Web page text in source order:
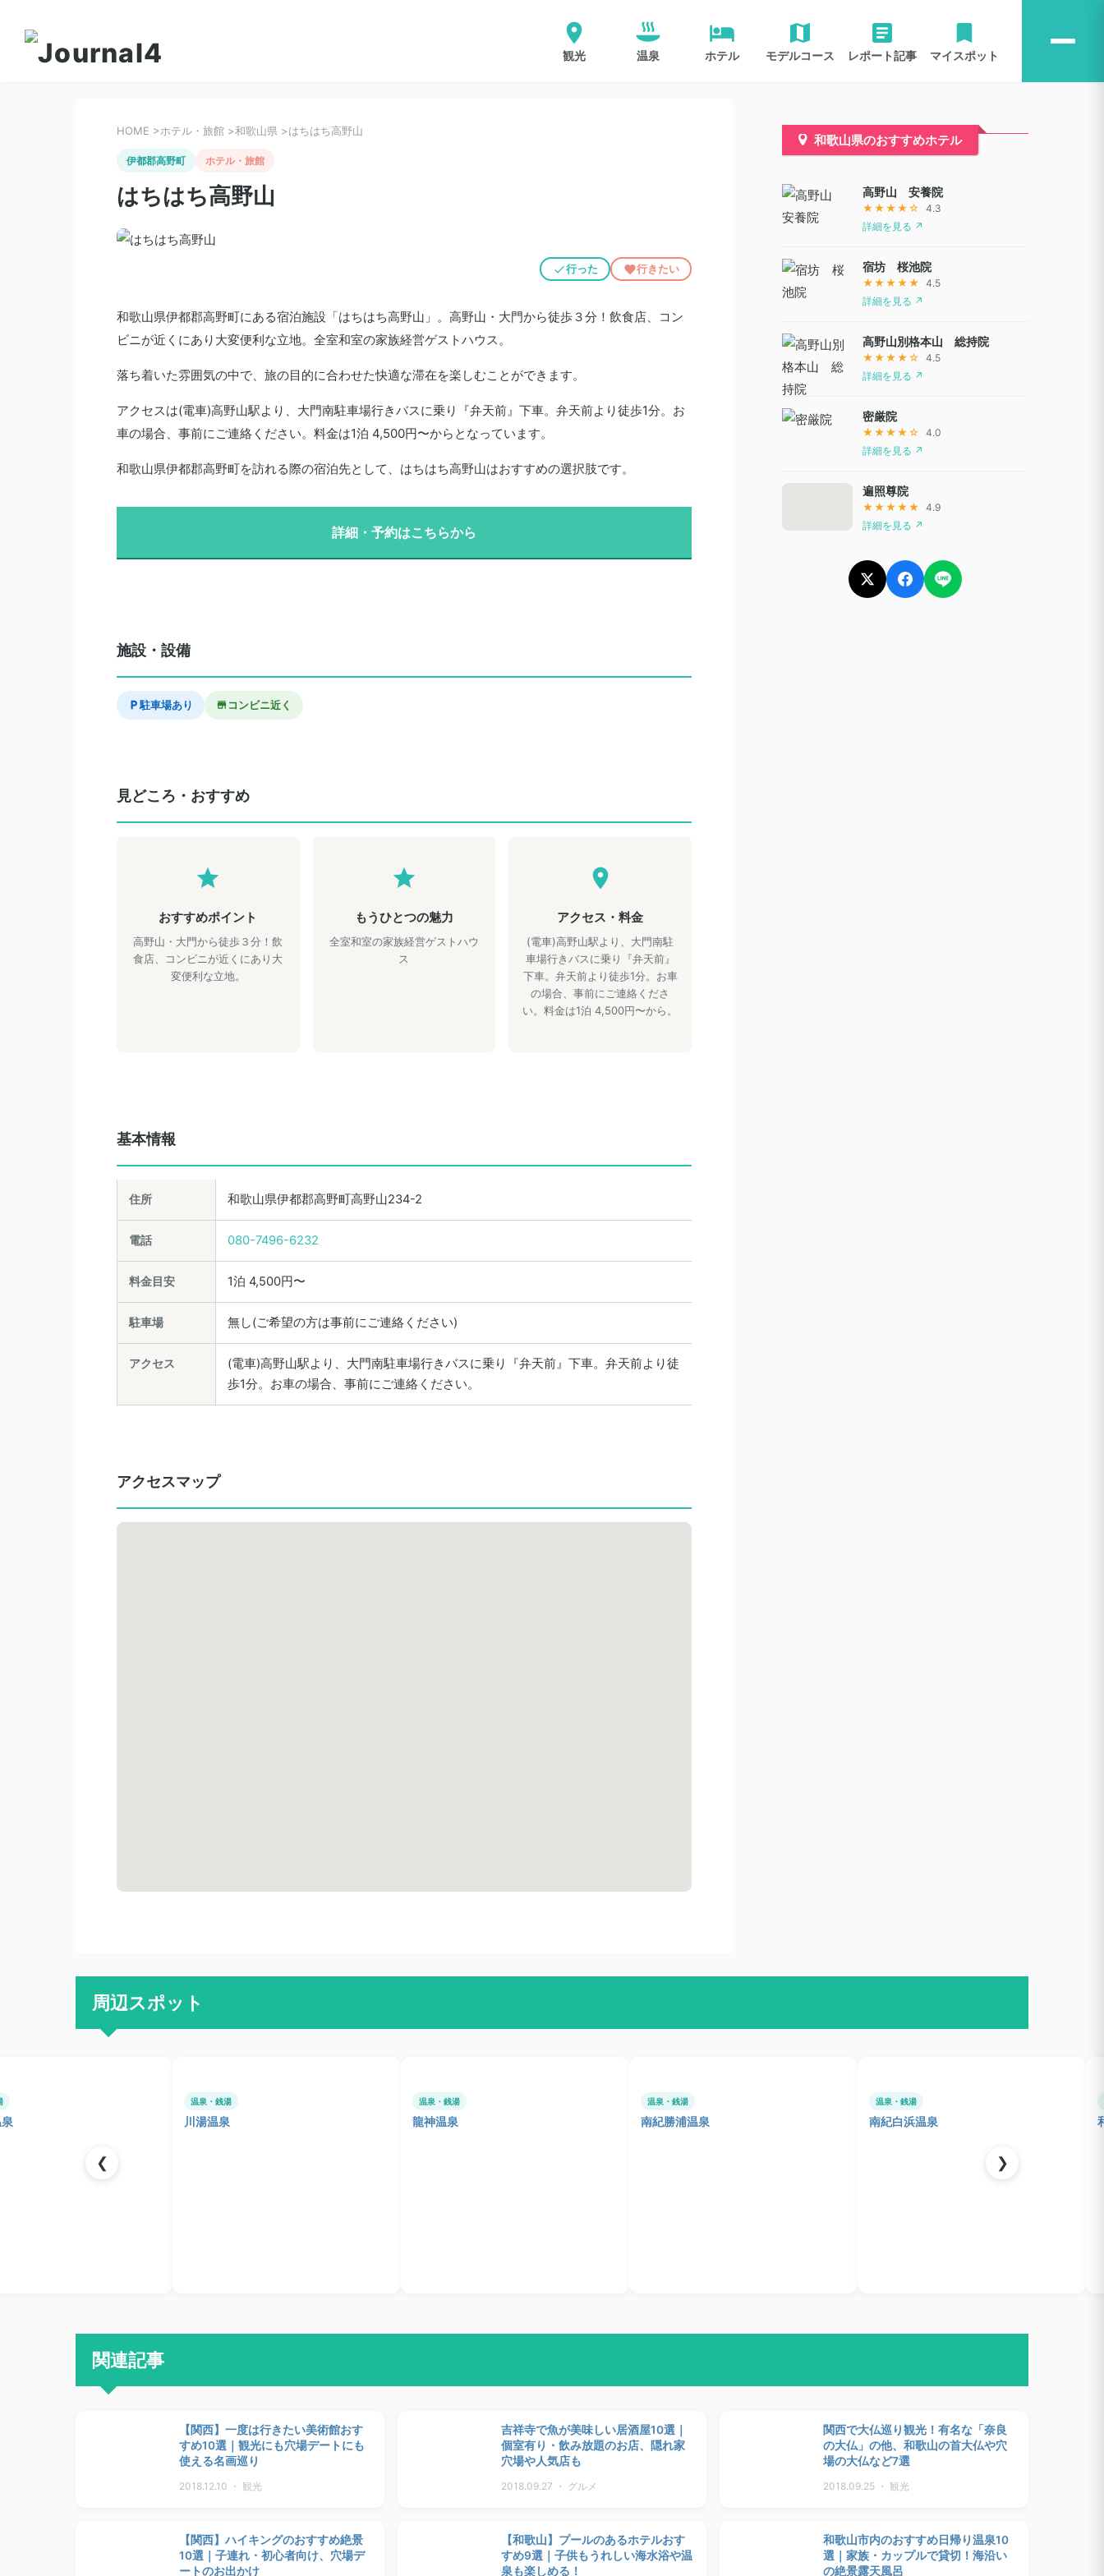
観光 温泉 ホテル モデルコース レポート記事 マイスポット
HOME >ホテル・旅館 >和歌山県 >はちはち高野山
伊都郡高野町 ホテル・旅館
はちはち高野山
行った 行きたい
和歌山県伊都郡高野町にある宿泊施設「はちはち高野山」。高野山・大門から徒歩３分！飲食店、コン
ビニが近くにあり大変便利な立地。全室和室の家族経営ゲストハウス。
落ち着いた雰囲気の中で、旅の目的に合わせた快適な滞在を楽しむことができます。
アクセスは(電車)高野山駅より、大門南駐車場行きバスに乗り『弁天前』下車。弁天前より徒歩1分。お
車の場合、事前にご連絡ください。料金は1泊 4,500円〜からとなっています。
和歌山県伊都郡高野町を訪れる際の宿泊先として、はちはち高野山はおすすめの選択肢です。
詳細・予約はこちらから
施設・設備
駐車場あり コンビニ近く
見どころ・おすすめ
おすすめポイント
高野山・大門から徒歩３分！飲
食店、コンビニが近くにあり大
変便利な立地。
もうひとつの魅力
全室和室の家族経営ゲストハウ
ス
アクセス・料金
(電車)高野山駅より、大門南駐
車場行きバスに乗り『弁天前』
下車。弁天前より徒歩1分。お車
の場合、事前にご連絡くださ
い。料金は1泊 4,500円〜から。
基本情報
住所 和歌山県伊都郡高野町高野山234-2
電話 080-7496-6232
料金目安 1泊 4,500円〜
駐車場 無し(ご希望の方は事前にご連絡ください)
アクセス
(電車)高野山駅より、大門南駐車場行きバスに乗り『弁天前』下車。弁天前より徒
歩1分。お車の場合、事前にご連絡ください。
アクセスマップ
和歌山県のおすすめホテル
高野山 安養院
★★★★☆ 4.3
詳細を見る ↗
宿坊 桜池院
★★★★★ 4.5
詳細を見る ↗
高野山別格本山 総持院
★★★★☆ 4.5
詳細を見る ↗
密厳院
★★★★☆ 4.0
詳細を見る ↗
遍照尊院
★★★★★ 4.9
詳細を見る ↗
周辺スポット
温泉・銭湯
川湯温泉
温泉・銭湯
龍神温泉
温泉・銭湯
南紀勝浦温泉
温泉・銭湯
南紀白浜温泉
❮ ❯
関連記事
【関西】一度は行きたい美術館おす
すめ10選｜観光にも穴場デートにも
使える名画巡り
2018.12.10 ・ 観光
吉祥寺で魚が美味しい居酒屋10選｜
個室有り・飲み放題のお店、隠れ家
穴場や人気店も
2018.09.27 ・ グルメ
関西で大仏巡り観光！有名な「奈良
の大仏」の他、和歌山の首大仏や穴
場の大仏など7選
2018.09.25 ・ 観光
【関西】ハイキングのおすすめ絶景
10選｜子連れ・初心者向け、穴場デ
ートのお出かけ
【和歌山】プールのあるホテルおす
すめ9選｜子供もうれしい海水浴や温
泉も楽しめる！
和歌山市内のおすすめ日帰り温泉10
選｜家族・カップルで貸切！海沿い
の絶景露天風呂